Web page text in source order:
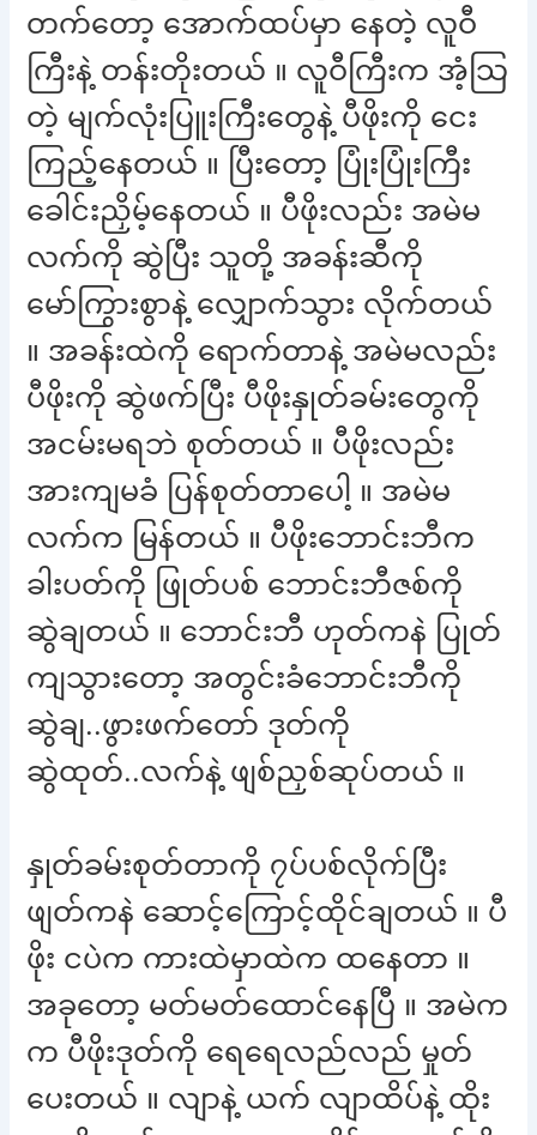
တက်တော့ အောက်ထပ်မှာ နေတဲ့ လူဝီ
ကြီးနဲ့ တန်းတိုးတယ် ။ လူဝီကြီးက အံ့သြ
တဲ့ မျက်လုံးပြူးကြီးတွေနဲ့ ပီဖိုးကို ငေး
ကြည့်နေတယ် ။ ပြီးတော့ ပြုံးပြုံးကြီး
ခေါင်းညှိမ့်နေတယ် ။ ပီဖိုးလည်း အမဲမ
လက်ကို ဆွဲပြီး သူတို့ အခန်းဆီကို
မော်ကြွားစွာနဲ့ လျှောက်သွား လိုက်တယ်
။ အခန်းထဲကို ရောက်တာနဲ့ အမဲမလည်း
ပီဖိုးကို ဆွဲဖက်ပြီး ပီဖိုးနှုတ်ခမ်းတွေကို
အငမ်းမရဘဲ စုတ်တယ် ။ ပီဖိုးလည်း
အားကျမခံ ပြန်စုတ်တာပေါ့ ။ အမဲမ
လက်က မြန်တယ် ။ ပီဖိုးဘောင်းဘီက
ခါးပတ်ကို ဖြုတ်ပစ် ဘောင်းဘီဇစ်ကို
ဆွဲချတယ် ။ ဘောင်းဘီ ဟုတ်ကနဲ ပြုတ်
ကျသွားတော့ အတွင်းခံဘောင်းဘီကို
ဆွဲချ..ဖွားဖက်တော် ဒုတ်ကို
ဆွဲထုတ်..လက်နဲ့ ဖျစ်ညှစ်ဆုပ်တယ် ။
နှုတ်ခမ်းစုတ်တာကို ၇ပ်ပစ်လိုက်ပြီး
ဖျတ်ကနဲ ဆောင့်ကြောင့်ထိုင်ချတယ် ။ ပီ
ဖိုး ငပဲက ကားထဲမှာထဲက ထနေတာ ။
အခုတော့ မတ်မတ်ထောင်နေပြီ ။ အမဲက
က ပီဖိုးဒုတ်ကို ရေရေလည်လည် မှုတ်
ပေးတယ် ။ လျာနဲ့ ယက် လျာထိပ်နဲ့ ထိုး